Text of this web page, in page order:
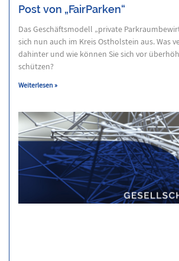
Post von „FairParken“
Das Geschäftsmodell „private
sich nun auch im Kreis Ostholstein aus. Was
dahinter und wie können Sie sich vor
schützen?
Weiterlesen »